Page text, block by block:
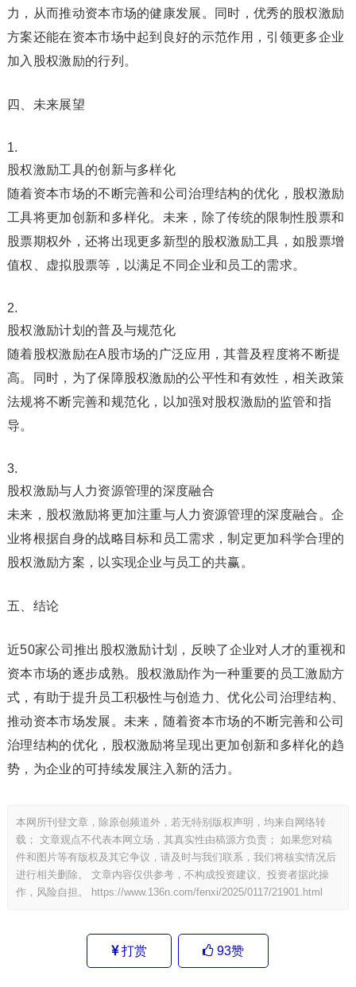
力，从而推动资本市场的健康发展。同时，优秀的股权激励
方案还能在资本市场中起到良好的示范作用，引领更多企业
加入股权激励的行列。
四、未来展望
股权激励工具的创新与多样化
随着资本市场的不断完善和公司治理结构的优化，股权激励
工具将更加创新和多样化。未来，除了传统的限制性股票和
股票期权外，还将出现更多新型的股权激励工具，如股票增
值权、虚拟股票等，以满足不同企业和员工的需求。
股权激励计划的普及与规范化
随着股权激励在A股市场的广泛应用，其普及程度将不断提
高。同时，为了保障股权激励的公平性和有效性，相关政策
法规将不断完善和规范化，以加强对股权激励的监管和指
导。
股权激励与人力资源管理的深度融合
未来，股权激励将更加注重与人力资源管理的深度融合。企
业将根据自身的战略目标和员工需求，制定更加科学合理的
股权激励方案，以实现企业与员工的共赢。
五、结论
近50家公司推出股权激励计划，反映了企业对人才的重视和
资本市场的逐步成熟。股权激励作为一种重要的员工激励方
式，有助于提升员工积极性与创造力、优化公司治理结构、
推动资本市场发展。未来，随着资本市场的不断完善和公司
治理结构的优化，股权激励将呈现出更加创新和多样化的趋
势，为企业的可持续发展注入新的活力。
本网所刊登文章，除原创频道外，若无特别版权声明，均来自网络转
载； 文章观点不代表本网立场，其真实性由稿源方负责； 如果您对稿
件和图片等有版权及其它争议，请及时与我们联系，我们将核实情况后
进行相关删除。 文章内容仅供参考，不构成投资建议。投资者据此操
作，风险自担。
https://www.136n.com/fenxi/2025/0117/21901.html
打赏 93赞